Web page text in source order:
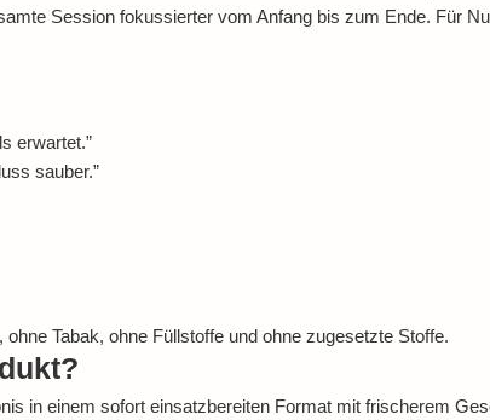
Session fokussierter vom Anfang bis zum Ende. Für
erwartet.”
sauber.”
Tabak, ohne Füllstoffe und ohne zugesetzte Stoffe.
in einem sofort einsatzbereiten Format mit frischerem